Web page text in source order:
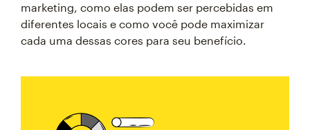
marketing, como elas podem ser percebidas em
diferentes locais e como você pode maximizar
cada uma dessas cores para seu benefício.